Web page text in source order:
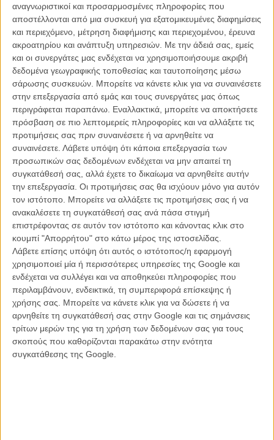
αναγνωριστικοί και προσαρμοσμένες πληροφορίες που
αποστέλλονται από μια συσκευή για εξατομικευμένες διαφημίσεις
και περιεχόμενο, μέτρηση διαφήμισης και περιεχομένου, έρευνα
ακροατηρίου και ανάπτυξη υπηρεσιών. Με την άδειά σας, εμείς
και οι συνεργάτες μας ενδέχεται να χρησιμοποιήσουμε ακριβή
δεδομένα γεωγραφικής τοποθεσίας και ταυτοποίησης μέσω
σάρωσης συσκευών. Μπορείτε να κάνετε κλικ για να συναινέσετε
στην επεξεργασία από εμάς και τους συνεργάτες μας όπως
περιγράφεται παραπάνω. Εναλλακτικά, μπορείτε να αποκτήσετε
πρόσβαση σε πιο λεπτομερείς πληροφορίες και να αλλάξετε τις
προτιμήσεις σας πριν συναινέσετε ή να αρνηθείτε να
συναινέσετε. Λάβετε υπόψη ότι κάποια επεξεργασία των
προσωπικών σας δεδομένων ενδέχεται να μην απαιτεί τη
συγκατάθεσή σας, αλλά έχετε το δικαίωμα να αρνηθείτε αυτήν
την επεξεργασία. Οι προτιμήσεις σας θα ισχύουν μόνο για αυτόν
τον ιστότοπο. Μπορείτε να αλλάξετε τις προτιμήσεις σας ή να
ανακαλέσετε τη συγκατάθεσή σας ανά πάσα στιγμή
επιστρέφοντας σε αυτόν τον ιστότοπο και κάνοντας κλικ στο
κουμπί "Απορρήτου" στο κάτω μέρος της ιστοσελίδας.
Λάβετε επίσης υπόψη ότι αυτός ο ιστότοπος/η εφαρμογή
χρησιμοποιεί μία ή περισσότερες υπηρεσίες της Google και
ενδέχεται να συλλέγει και να αποθηκεύει πληροφορίες που
περιλαμβάνουν, ενδεικτικά, τη συμπεριφορά επίσκεψης ή
χρήσης σας. Μπορείτε να κάνετε κλικ για να δώσετε ή να
αρνηθείτε τη συγκατάθεσή σας στην Google και τις σημάνσεις
τρίτων μερών της για τη χρήση των δεδομένων σας για τους
σκοπούς που καθορίζονται παρακάτω στην ενότητα
συγκατάθεσης της Google.
Διαβάστε ακόμη:O Ντόναλντ Τραμπ απαγορεύει τους
διαφυλικούς στον αμερικανικό στρατό και το Χόλιγουντ
αντιδρά!
Συγκεντρώνοντας το καστ για την τρίτη ταινία της σειράς, το
«Sharknado 3: Oh Hell No!», το 2015, δηλαδή δυο χρόνια πριν τις
αμερικανικές εκλογές, η παραγωγή αναζητούσε κάποιον για να
ενσαρκώσει τον Πρόεδρο των Η.Π.Α. υπό την απειλή καρχαριών.
Αφότου δοκίμασε να κλείσει τη Σάρα Πέιλιν αλλά απέτυχε, πλησίασε
τον ακόμα επιχειρηματία και μεγιστάνα των ακινήτων Ντόναλντ
Τραμπ, μετά από πρόταση του πρωταγωνιστή Ιαν Ζίρινγκ, που είχε
γνωρίσει τον Τραμπ στο τηλεοπτικό σόου «Celebrity Apprentice».
Ο Ντόναλντ Τραμπ απάντησε ότι πολύ θα το ήθελε κι ότι
«ενθουσιάστηκε με την πρόταση».
Διαβάστε ακόμη
Ενας κυκλώνας για το καλοκαίρι. Τρέιλερ για
το «Sharknado 4: The 4th Awakens»!